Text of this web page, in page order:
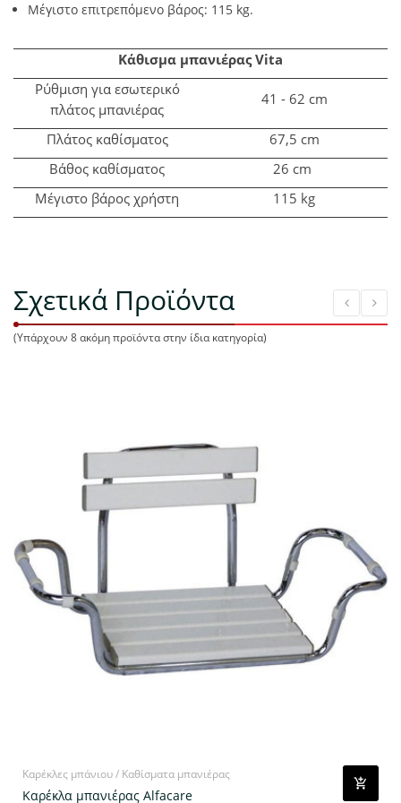
Μέγιστο επιτρεπόμενο βάρος: 115 kg.
Κάθισμα μπανιέρας Vita
Ρύθμιση για εσωτερικό
πλάτος μπανιέρας
41 - 62 cm
Πλάτος καθίσματος
67,5 cm
Βάθος καθίσματος
26 cm
Μέγιστο βάρος χρήστη
115 kg
Σχετικά Προϊόντα
(Υπάρχουν 8 ακόμη προϊόντα στην ίδια κατηγορία)
Καρέκλες μπάνιου / Καθίσματα μπανιέρας
Καρέκλα μπανιέρας Alfacare